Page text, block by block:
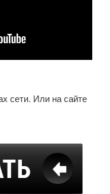
сети. Или на сайте